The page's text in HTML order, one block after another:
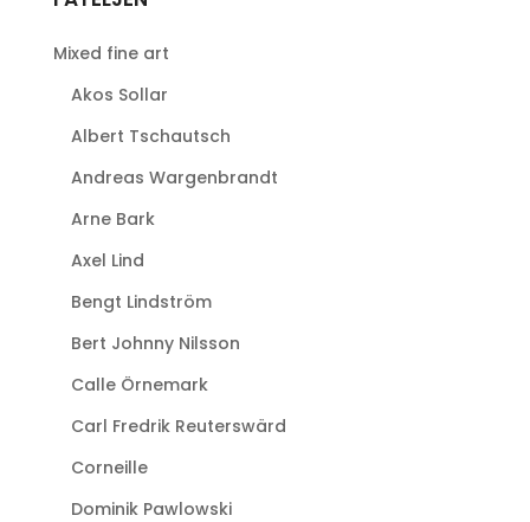
Mixed fine art
Akos Sollar
Albert Tschautsch
Andreas Wargenbrandt
Arne Bark
Axel Lind
Bengt Lindström
Bert Johnny Nilsson
Calle Örnemark
Carl Fredrik Reuterswärd
Corneille
Dominik Pawlowski